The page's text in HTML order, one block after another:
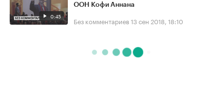
0:45
ООН Кофи Аннана
Без комментариев 13 сен 2018, 18:10